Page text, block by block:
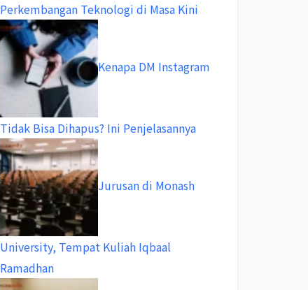
Perkembangan Teknologi di Masa Kini
Kenapa DM Instagram
Tidak Bisa Dihapus? Ini Penjelasannya
Jurusan di Monash
University, Tempat Kuliah Iqbaal
Ramadhan